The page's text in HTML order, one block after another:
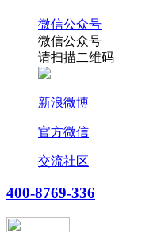
微信公众号
微信公众号
请扫描二维码
新浪微博
官方微信
交流社区
400-8769-336